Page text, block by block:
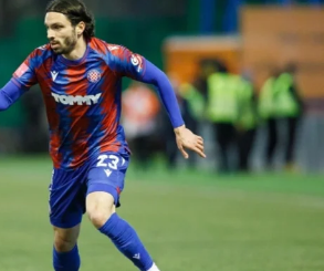
a ser a contratação de uma opção para
poder jogar, ou precisar ser
se o colombiano seria este
dessa grandeza aceitaria o papel de
FALCÃO GARCIA